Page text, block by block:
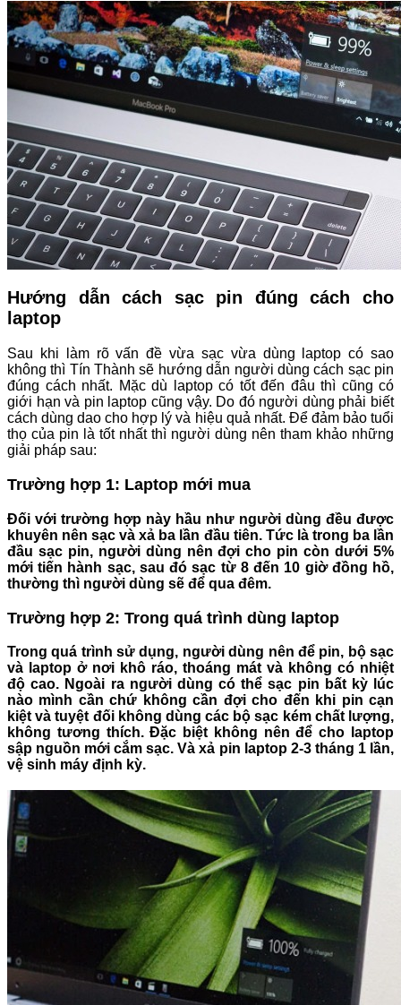
Hướng dẫn cách sạc pin đúng cách cho
laptop
Sau khi làm rõ vấn đề vừa sạc vừa dùng laptop có sao
không thì Tín Thành sẽ hướng dẫn người dùng cách sạc pin
đúng cách nhất. Mặc dù laptop có tốt đến đâu thì cũng có
giới hạn và pin laptop cũng vậy. Do đó người dùng phải biết
cách dùng dao cho hợp lý và hiệu quả nhất. Để đảm bảo tuổi
thọ của pin là tốt nhất thì người dùng nên tham khảo những
giải pháp sau:
Trường hợp 1: Laptop mới mua
Đối với trường hợp này hầu như người dùng đều được
khuyên nên sạc và xả ba lần đầu tiên. Tức là trong ba lần
đầu sạc pin, người dùng nên đợi cho pin còn dưới 5%
mới tiến hành sạc, sau đó sạc từ 8 đến 10 giờ đồng hồ,
thường thì người dùng sẽ để qua đêm.
Trường hợp 2: Trong quá trình dùng laptop
Trong quá trình sử dụng, người dùng nên để pin, bộ sạc
và laptop ở nơi khô ráo, thoáng mát và không có nhiệt
độ cao. Ngoài ra người dùng có thể sạc pin bất kỳ lúc
nào mình cần chứ không cần đợi cho đến khi pin cạn
kiệt và tuyệt đối không dùng các bộ sạc kém chất lượng,
không tương thích. Đặc biệt không nên để cho laptop
sập nguồn mới cắm sạc. Và xả pin laptop 2-3 tháng 1 lần,
vệ sinh máy định kỳ.